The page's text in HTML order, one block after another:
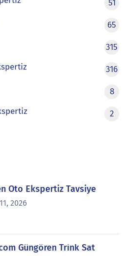
51
65
315
316
8
2
Oto Ekspertiz Tavsiye
2026
Güngören Trink Sat